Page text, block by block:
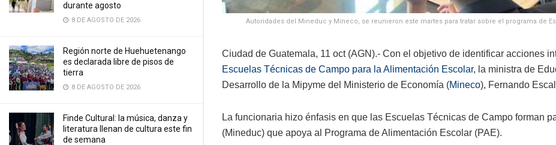
durante agosto
8 DE AGOSTO DE 2026
Región norte de Huehuetenango
es declarada libre de pisos de
tierra
8 DE AGOSTO DE 2026
Finde Cultural: la música, danza y
literatura llenan de cultura este fin
de semana
Autoridades del Mineduc y Mineco, se reunieron este martes para tratar sobre el programa de
Ciudad de Guatemala, 11 oct (AGN).- Con el objetivo de identificar acciones
Escuelas Técnicas de Campo para la Alimentación Escolar, la ministra de
Desarrollo de la Mipyme del Ministerio de Economía (Mineco), Fernando
La funcionaria hizo énfasis en que las Escuelas Técnicas de Campo forman
(Mineduc) que apoya al Programa de Alimentación Escolar (PAE).